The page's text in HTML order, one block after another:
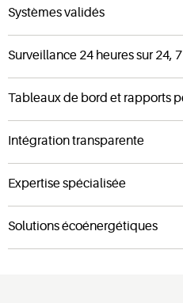
Systèmes validés
Surveillance 24 heures sur 24,
Tableaux de bord et rapports
Intégration transparente
Expertise spécialisée
Solutions écoénergétiques